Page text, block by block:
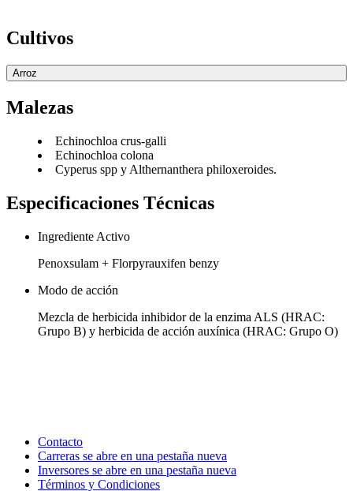
Cultivos
Arroz
Malezas
Echinochloa crus-galli
Echinochloa colona
Cyperus spp y Althernanthera philoxeroides.
Especificaciones Técnicas
Ingrediente Activo
Penoxsulam + Florpyrauxifen benzy
Modo de acción
Mezcla de herbicida inhibidor de la enzima ALS (HRAC:
Grupo B) y herbicida de acción auxínica (HRAC: Grupo O)
Contacto
Carreras se abre en una pestaña nueva
Inversores se abre en una pestaña nueva
Términos y Condiciones